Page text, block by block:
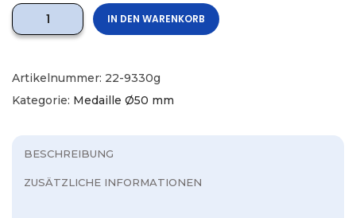
IN DEN WARENKORB
Artikelnummer: 22-9330g
Kategorie: Medaille Ø50 mm
BESCHREIBUNG
ZUSÄTZLICHE INFORMATIONEN